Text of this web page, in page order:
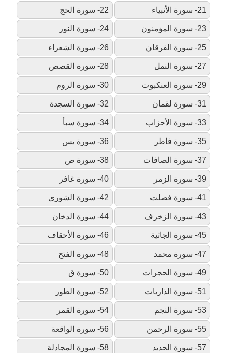
21- سورة الأنبياء 22- سورة الحج
23- سورة المؤمنون 24- سورة النور
25- سورة الفرقان 26- سورة الشعراء
27- سورة النمل 28- سورة القصص
29- سورة العنكبوت 30- سورة الروم
31- سورة لقمان 32- سورة السجدة
33- سورة الأحزاب 34- سورة سبأ
35- سورة فاطر 36- سورة يس
37- سورة الصافات 38- سورة ص
39- سورة الزمر 40- سورة غافر
41- سورة فصلت 42- سورة الشورى
43- سورة الزخرف 44- سورة الدخان
45- سورة الجاثية 46- سورة الأحقاف
47- سورة محمد 48- سورة الفتح
49- سورة الحجرات 50- سورة ق
51- سورة الذاريات 52- سورة الطور
53- سورة النجم 54- سورة القمر
55- سورة الرحمن 56- سورة الواقعة
57- سورة الحديد 58- سورة المجادلة